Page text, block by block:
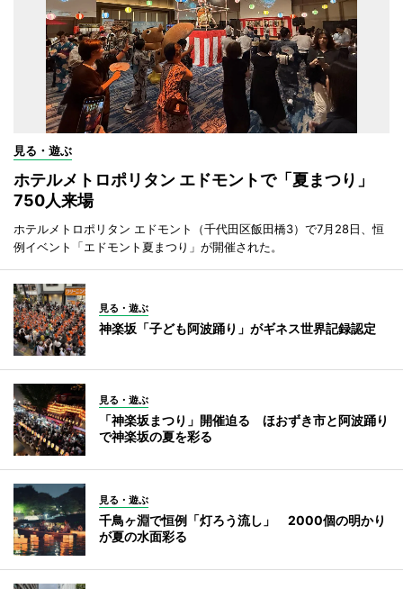
見る・遊ぶ
ホテルメトロポリタン エドモントで「夏まつり」
750人来場
ホテルメトロポリタン エドモント（千代田区飯田橋3）で7月28日、恒
例イベント「エドモント夏まつり」が開催された。
見る・遊ぶ
神楽坂「子ども阿波踊り」がギネス世界記録認定
見る・遊ぶ
「神楽坂まつり」開催迫る ほおずき市と阿波踊り
で神楽坂の夏を彩る
見る・遊ぶ
千鳥ヶ淵で恒例「灯ろう流し」 2000個の明かり
が夏の水面彩る